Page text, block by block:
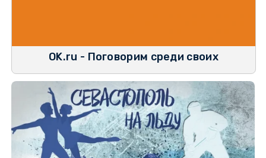
OK.ru - Поговорим среди своих